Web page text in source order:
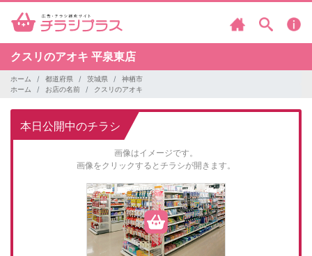
クスリのアオキ 平泉東店
ホーム 都道府県 茨城県
神栖市
ホーム
お店の名前 クスリのアオキ
本日公開中のチラシ
画像はイメージです。
画像をクリックするとチラシが開きます。